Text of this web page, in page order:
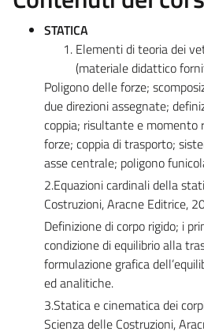
STATICA
Elementi di teoria dei
(materiale didattico
Poligono delle forze;
due direzioni assegnate;
coppia; risultante e momento
forze; coppia di trasporto;
asse centrale; poligono
2.Equazioni cardinali della
Costruzioni, Aracne Editrice,
Definizione di corpo rigido; i
condizione di equilibrio alla
formulazione grafica
ed analitiche.
3.Statica e cinematica dei
Scienza delle Costruzioni,